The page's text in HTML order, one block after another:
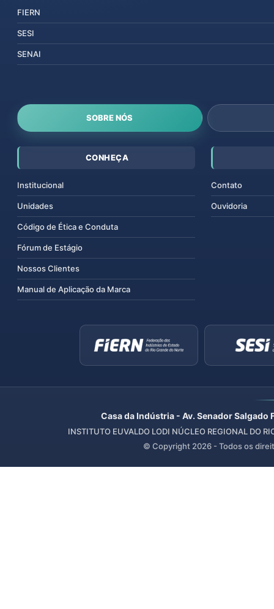
FIERN
SESI
SENAI
SOBRE NÓS
CONHEÇA
Institucional
Unidades
Código de Ética e Conduta
Fórum de Estágio
Nossos Clientes
Manual de Aplicação da Marca
Contato
Ouvidoria
Casa da Indústria - Av. Senador
INSTITUTO EUVALDO LODI NÚCLEO REGIONAL DO
© Copyright 2026 - Todos os